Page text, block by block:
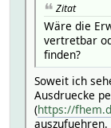
Zitat
Wäre die
vertretbar
finden?
Soweit ich
Ausdruecke
(https://
auszufuehren.